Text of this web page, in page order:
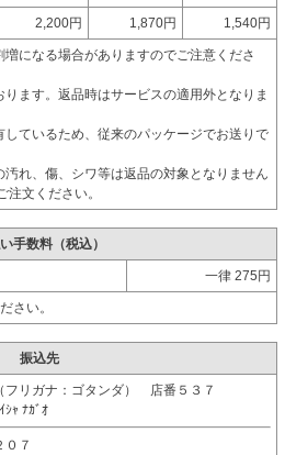
2,200円 1,870円 1,540円
になる場合がありますのでご注意くださ
ます。返品時はサービスの適用外となりま
ているため、従来のパッケージでお送りで
れ、傷、シワ等は返品の対象となりません
文ください。
手数料（税込）
一律 275円
さい。
振込先
リガナ：ゴタンダ） 店番５３７
ｬ ﾅｶﾞｵ
０７